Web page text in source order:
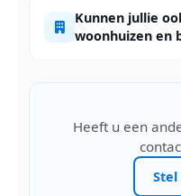
Kunnen jullie
woonhuizen en
Heeft u een